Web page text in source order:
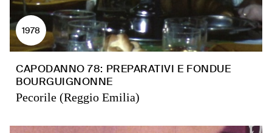
1978
CAPODANNO 78: PREPARATIVI E FONDUE
BOURGUIGNONNE
Pecorile (Reggio Emilia)